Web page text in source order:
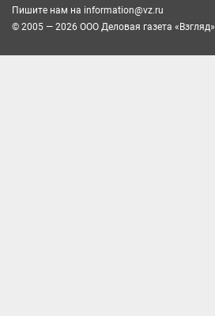
Пишите нам на information@vz.ru
© 2005 — 2026 ООО Деловая газета «Взгляд»